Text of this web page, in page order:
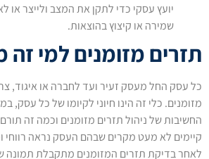
יועץ עסקי כדי לתקן את המצב ולייצר או
שמירה או קיצוץ בהוצאות.
תזרים מזומנים למי
כל עסק החל מעסק זעיר ועד לחברה או איגוד,
מזומנים. כלי זה הינו חיוני לקיומו של כל עסק,
החשיבות של ניהול תזרים מזומנים וכמה זה
קיימים לא מעט מקרים שבהם העסק נראה רווחי
לאחר בדיקת תזרים המזומנים מתקבלת תמונה